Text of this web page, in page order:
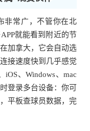
非常广，不管你在北
就能看到附近的节
加拿大，它会自动选
接速度快到几乎感觉
、Windows、mac
登录多台设备：你可
平板查球员数据，完